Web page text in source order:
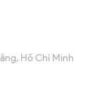
Hồ Chí Minh